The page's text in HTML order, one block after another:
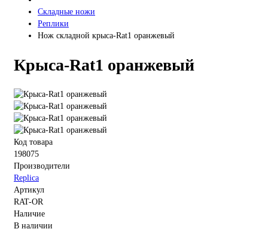
Складные ножи
Реплики
Нож складной крыса-Rat1 оранжевый
Крыса-Rat1 оранжевый
Код товара
198075
Производители
Replica
Артикул
RAT-OR
Наличие
В наличии